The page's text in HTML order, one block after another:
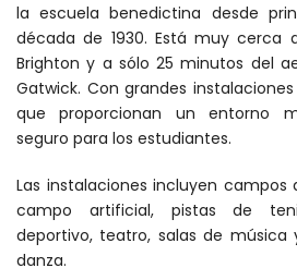
la escuela benedictina desde
década de 1930. Está muy cerca
Brighton y a sólo 25 minutos del
Gatwick. Con grandes
que proporcionan un entorno
seguro para los estudiantes.
Las instalaciones incluyen campos
campo artificial, pistas de
deportivo, teatro, salas de música
danza.